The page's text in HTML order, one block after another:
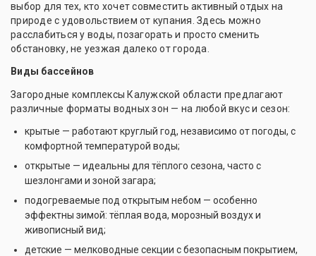
выбор для тех, кто хочет совместить активный отдых на
природе с удовольствием от купания. Здесь можно
расслабиться у воды, позагорать и просто сменить
обстановку, не уезжая далеко от города.
Виды бассейнов
Загородные комплексы Калужской области предлагают
различные форматы водных зон — на любой вкус и сезон:
крытые — работают круглый год, независимо от погоды, с
комфортной температурой воды;
открытые — идеальны для тёплого сезона, часто с
шезлонгами и зоной загара;
подогреваемые под открытым небом — особенно
эффектны зимой: тёплая вода, морозный воздух и
живописный вид;
детские — мелководные секции с безопасным покрытием,